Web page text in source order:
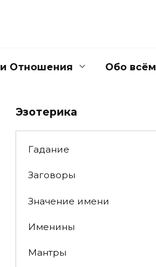
Отношения Обо всём
Эзотерика
Гадание
Заговоры
Значение имени
Именины
Мантры